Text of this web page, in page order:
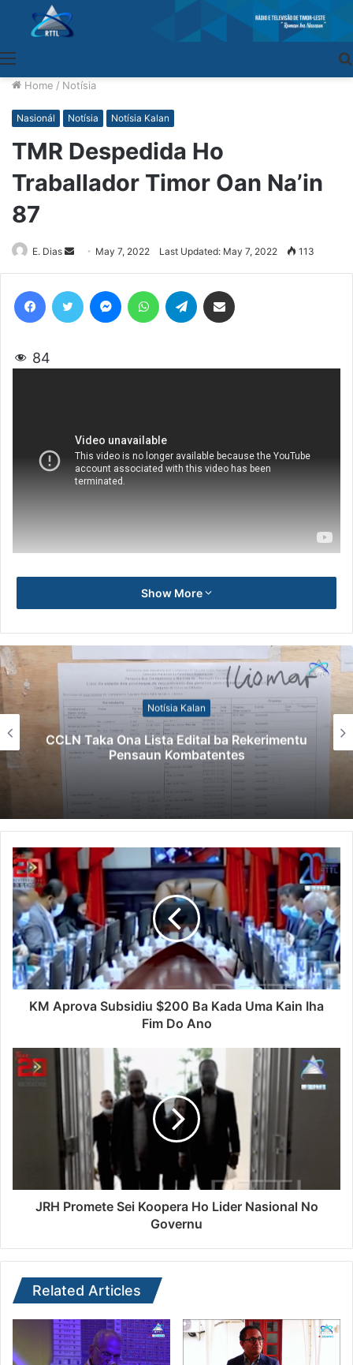
Home / Notísia
Nasionál Notísia Notísia Kalan
TMR Despedida Ho
Traballador Timor Oan Na’in
87
E. Dias
Send
an
May 7, 2022 Last Updated: May 7, 2022 113
84
Show More
Notísia Kalan
CCLN Taka Ona Lista Edital ba Rekerimentu
Pensaun Kombatentes
KM Aprova Subsidiu $200 Ba Kada Uma Kain Iha
Fim Do Ano
JRH Promete Sei Koopera Ho Lider Nasional No
Governu
Related Articles